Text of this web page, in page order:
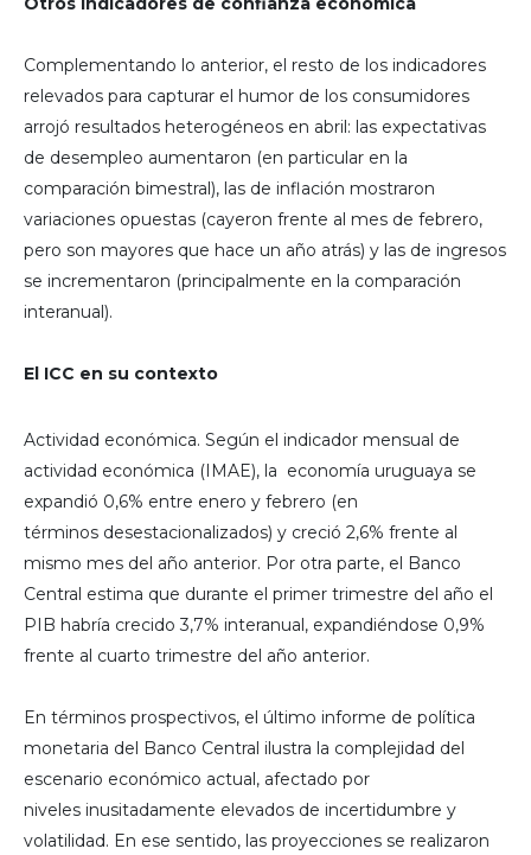
Complementando lo anterior, el resto de los indicadores
relevados para capturar el humor de los consumidores
arrojó resultados heterogéneos en abril: las expectativas
de desempleo aumentaron (en particular en la
comparación bimestral), las de inflación mostraron
variaciones opuestas (cayeron frente al mes de febrero,
pero son mayores que hace un año atrás) y las de ingresos
se incrementaron (principalmente en la comparación
interanual).
El ICC en su contexto
Actividad económica. Según el indicador mensual de
actividad económica (IMAE), la economía uruguaya se
expandió 0,6% entre enero y febrero (en
términos desestacionalizados) y creció 2,6% frente al
mismo mes del año anterior. Por otra parte, el Banco
Central estima que durante el primer trimestre del año el
PIB habría crecido 3,7% interanual, expandiéndose 0,9%
frente al cuarto trimestre del año anterior.
En términos prospectivos, el último informe de política
monetaria del Banco Central ilustra la complejidad del
escenario económico actual, afectado por
niveles inusitadamente elevados de incertidumbre y
volatilidad. En ese sentido, las proyecciones se realizaron